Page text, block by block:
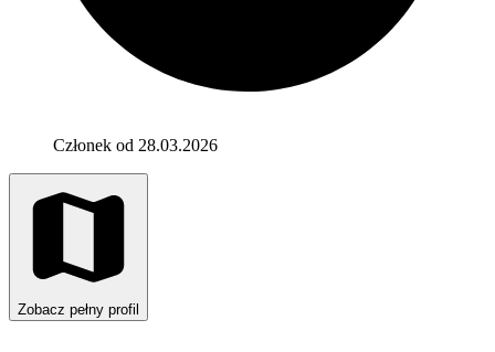
Członek od 28.03.2026
Zobacz pełny profil